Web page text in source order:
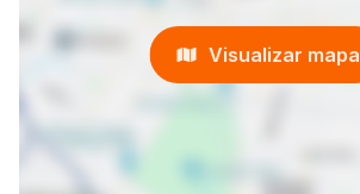
Visualizar mapa